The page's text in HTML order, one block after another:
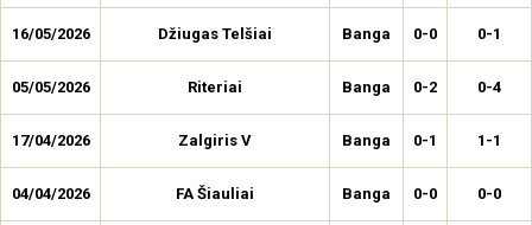
16/05/2026 Džiugas Telšiai Banga 0-0 0-1
05/05/2026 Riteriai Banga 0-2 0-4
17/04/2026 Zalgiris V Banga 0-1 1-1
04/04/2026 FA Šiauliai Banga 0-0 0-0